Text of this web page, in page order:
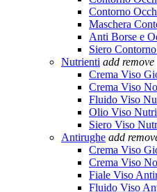
Contorno
Maschera
Anti Borse e
Siero
Nutrienti add remove
Crema Viso
Crema Viso
Fluido Viso
Olio Viso
Siero Viso
Antirughe add
Crema Viso
Crema Viso
Fiale Viso
Fluido Viso